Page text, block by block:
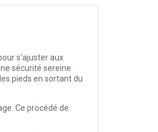
s'ajuster aux
sécurité sereine
pieds en sortant du
Ce procédé de